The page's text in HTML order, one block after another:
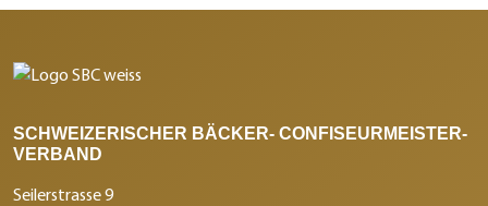
SCHWEIZERISCHER BÄCKER- CONFISEURMEISTER-
VERBAND
Seilerstrasse 9